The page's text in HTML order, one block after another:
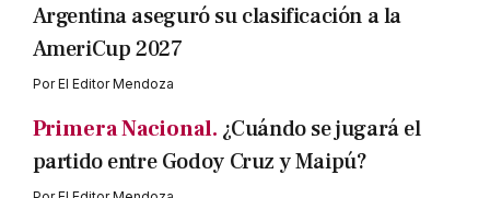
Argentina aseguró su clasificación a la
AmeriCup 2027
PorEl Editor Mendoza
Primera Nacional. ¿Cuándo se jugará el
partido entre Godoy Cruz y Maipú?